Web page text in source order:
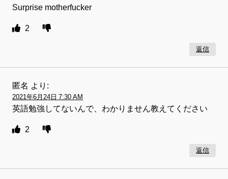
Surprise motherfucker
2
返信
匿名 より:
2021年6月24日 7:30 AM
英語勉強してないんで、わかりません教えてください
2
返信